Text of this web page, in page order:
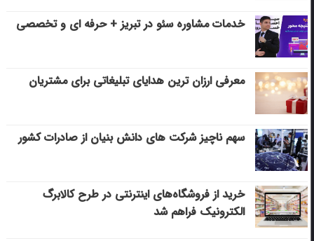
خدمات مشاوره سئو در تبریز + حرفه ای و تخصصی
معرفی ارزان ترین هدایای تبلیغاتی برای مشتریان
سهم ناچیز شرکت های دانش بنیان از صادرات کشور
خرید از فروشگاه‌های اینترنتی در طرح کالابرگ
الکترونیک فراهم شد